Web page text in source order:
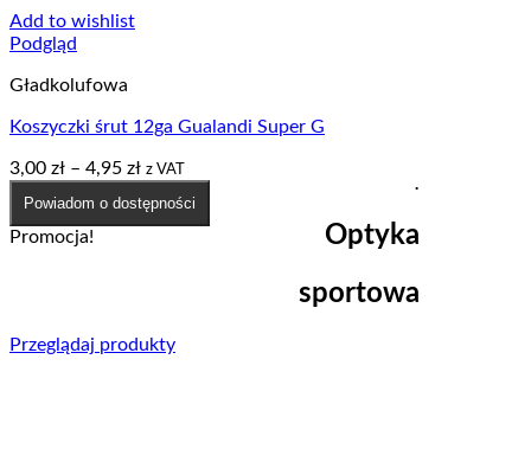
.
Optyka
sportowa
Przeglądaj produkty
Add to wishlist
Podgląd
Gładkolufowa
Koszyczki śrut 12ga Gualandi Super G
3,00 zł – 4,95 złZakres
od
z VAT
Powiadom o dostępności
Promocja!